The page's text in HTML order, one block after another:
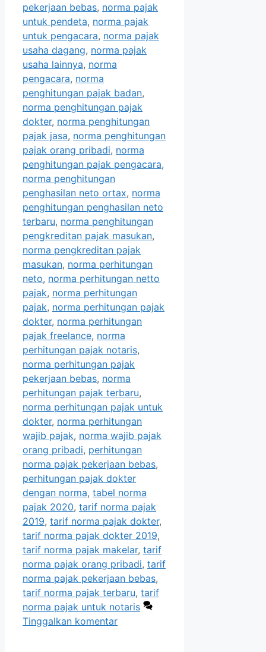
pekerjaan bebas, norma pajak
untuk pendeta, norma pajak
untuk pengacara, norma pajak
usaha dagang, norma pajak
usaha lainnya, norma
pengacara, norma
penghitungan pajak badan,
norma penghitungan pajak
dokter, norma penghitungan
pajak jasa, norma penghitungan
pajak orang pribadi, norma
penghitungan pajak pengacara,
norma penghitungan
penghasilan neto ortax, norma
penghitungan penghasilan neto
terbaru, norma penghitungan
pengkreditan pajak masukan,
norma pengkreditan pajak
masukan, norma perhitungan
neto, norma perhitungan netto
pajak, norma perhitungan
pajak, norma perhitungan pajak
dokter, norma perhitungan
pajak freelance, norma
perhitungan pajak notaris,
norma perhitungan pajak
pekerjaan bebas, norma
perhitungan pajak terbaru,
norma perhitungan pajak untuk
dokter, norma perhitungan
wajib pajak, norma wajib pajak
orang pribadi, perhitungan
norma pajak pekerjaan bebas,
perhitungan pajak dokter
dengan norma, tabel norma
pajak 2020, tarif norma pajak
2019, tarif norma pajak dokter,
tarif norma pajak dokter 2019,
tarif norma pajak makelar, tarif
norma pajak orang pribadi, tarif
norma pajak pekerjaan bebas,
tarif norma pajak terbaru, tarif
norma pajak untuk notaris
Tinggalkan komentar